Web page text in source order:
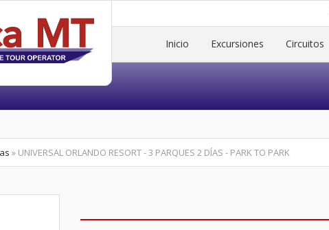
Inicio Excursiones Circuitos
» UNIVERSAL ORLANDO RESORT - 3 PARQUES 2 DÍAS - PARK TO PARK